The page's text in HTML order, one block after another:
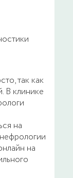
так как
В клинике
на
на